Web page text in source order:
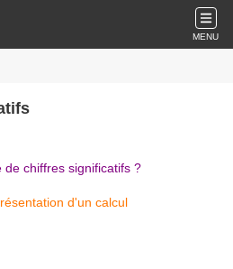
MENU
chiffres significatifs ?
d'un calcul